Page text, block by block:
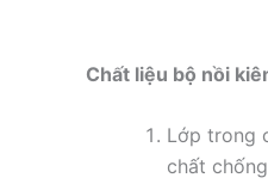
Chất liệu bộ nồi
Lớp trong
chất